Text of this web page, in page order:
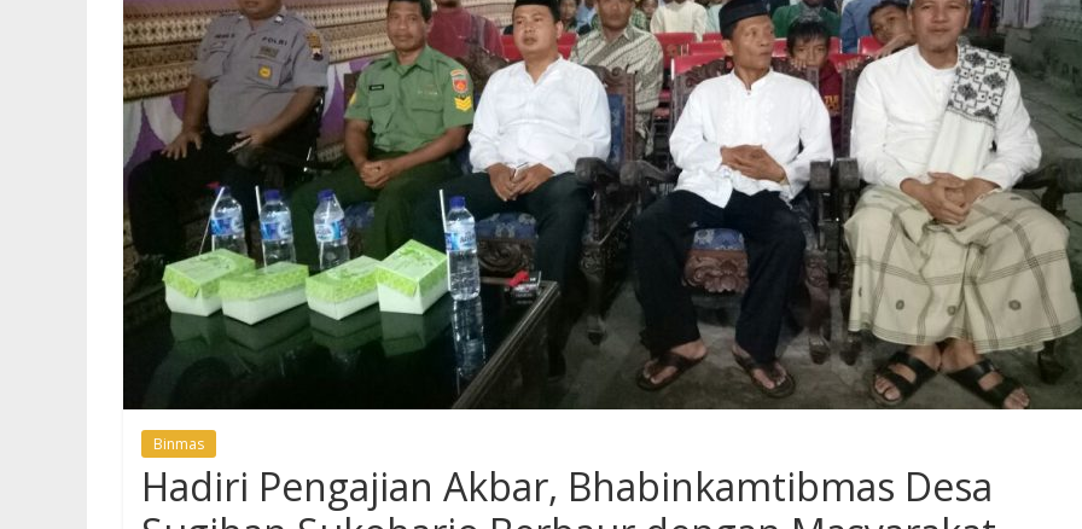
Binmas
Hadiri Pengajian Akbar, Bhabinkamtibmas Desa